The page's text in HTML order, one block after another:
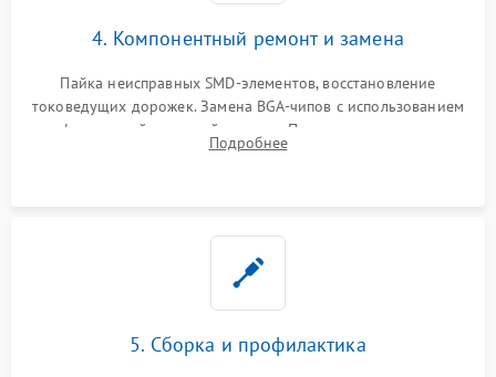
4. Компонентный ремонт и замена
Пайка неисправных SMD-элементов, восстановление
токоведущих дорожек. Замена BGA-чипов с использованием
инфракрасной паяльной станции. Прошивка микросхемы
BIOS или замена поврежденных портов USB
Подробнее
5. Сборка и профилактика